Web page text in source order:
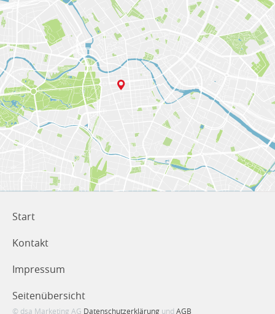
Start
Kontakt
Impressum
Seitenübersicht
© dsa Marketing AG Datenschutzerklärung und AGB